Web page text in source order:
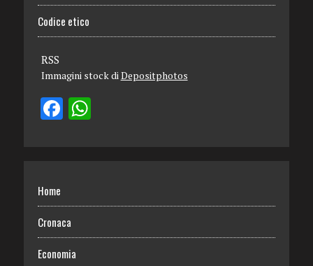
Codice etico
RSS
Immagini stock diDepositphotos
Home
Cronaca
Economia